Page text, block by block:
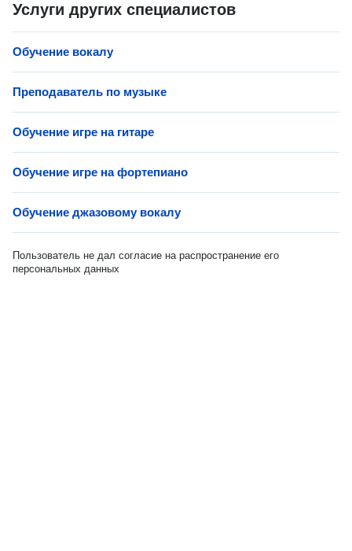
Услуги других специалистов
Обучение вокалу
Преподаватель по музыке
Обучение игре на гитаре
Обучение игре на фортепиано
Обучение джазовому вокалу
Пользователь не дал согласие на распространение его
персональных данных